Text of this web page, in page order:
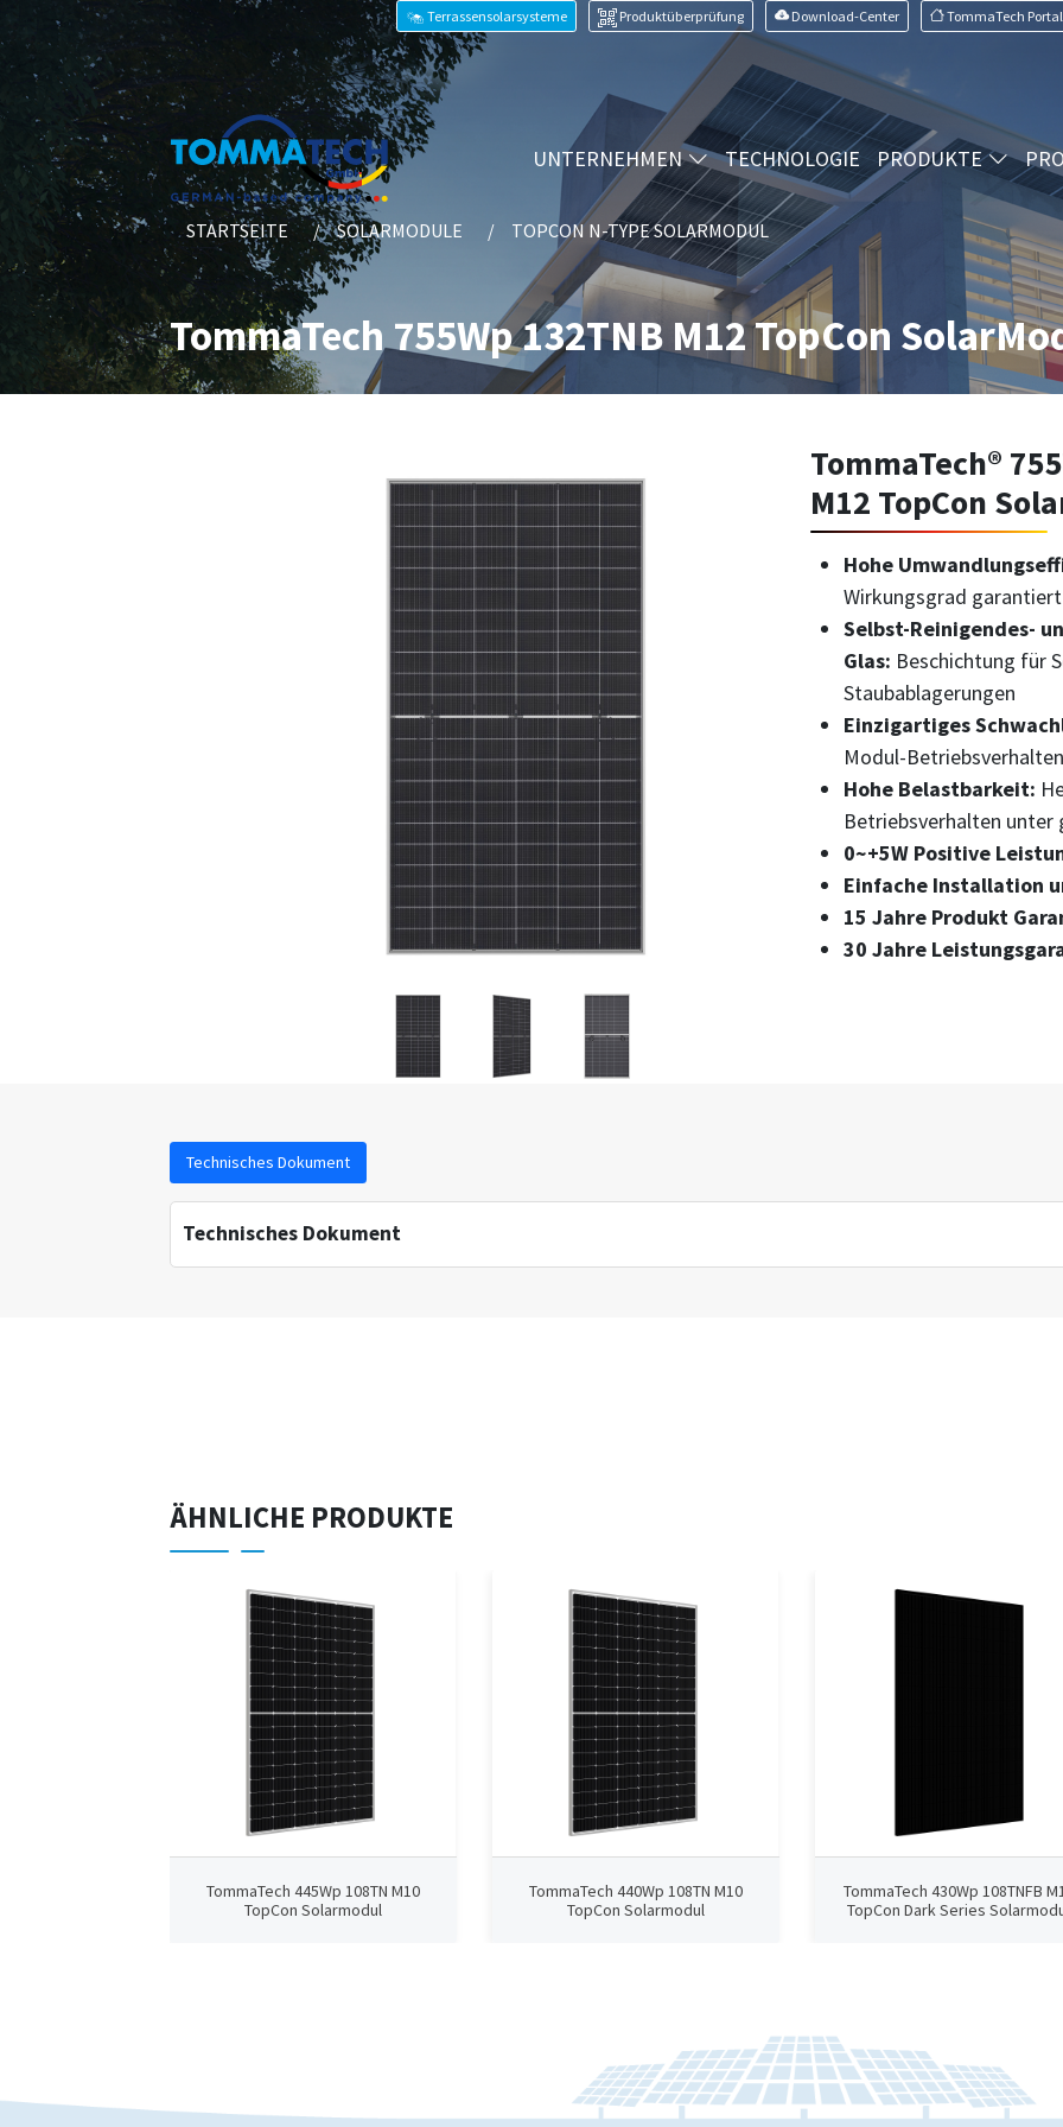
Terrassensolarsysteme Produktüberprüfung Download-Center TommaTech Portal
UNTERNEHMEN TECHNOLOGIE PRODUKTE
STARTSEITE SOLARMODULE TOPCON N-TYPE SOLARMODUL
TommaTech 755Wp 132TNB M12 TopCon
TommaTech®
M12 TopCon
Hohe
Wirkungsgrad
Selbst-Reinigendes-
Glas: Beschichtung für
Staubablagerungen
Einzigartiges
Modul-
Hohe Belastbarkeit:
Betriebsverhalten unter
0~+5W Positive
Einfache Installation
15 Jahre Produkt
30 Jahre
Technisches Dokument
Technisches Dokument
ÄHNLICHE PRODUKTE
TommaTech 445Wp 108TN M10
TopCon Solarmodul
TommaTech 440Wp 108TN M10
TopCon Solarmodul
TommaTech 430Wp 108TNFB
TopCon Dark Series